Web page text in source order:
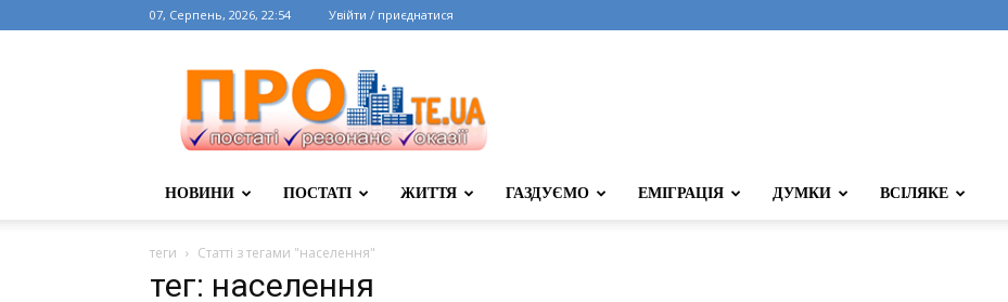
07, Серпень, 2026, 22:54 Увійти / приєднатися
НОВИНИ ПОСТАТІ ЖИТТЯ ГАЗДУЄМО ЕМІГРАЦІЯ ДУМКИ ВСІЛЯКЕ
теги Статті з тегами "населення"
тег: населення